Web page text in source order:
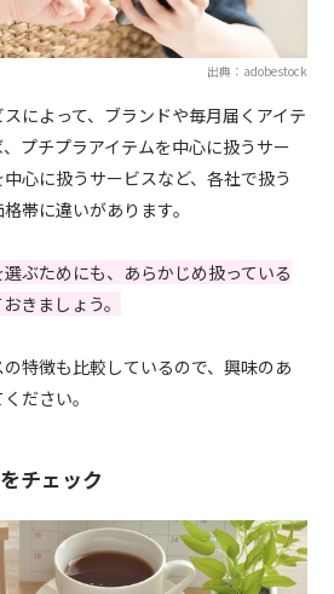
出典：adobestock
によって、ブランドや毎月届くアイテ
プチプラアイテムを中心に扱うサー
心に扱うサービスなど、各社で扱う
帯に違いがあります。
ぶためにも、あらかじめ扱っている
きましょう。
特徴も比較しているので、興味のあ
ださい。
チェック